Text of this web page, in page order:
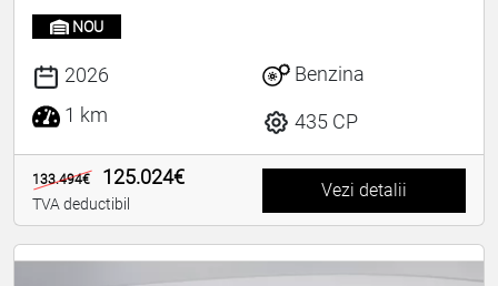
NOU
2026
1 km
Benzina
435 CP
133.494€ 125.024€
TVA deductibil
Vezi detalii